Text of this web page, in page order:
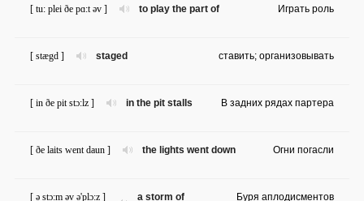
to play the part of
[ tu: plei ðe pɑ:t əv ] Играть роль
staged
[ stægd ] ставить; организовывать
in the pit stalls
[ in ðe pit stɔ:lz ] В задних рядах партера
the lights went down
[ ðe laits went daun ] Огни погасли
a storm of
[ ə stɔ:m əv ə'plɔ:z ] Буря аплодисментов